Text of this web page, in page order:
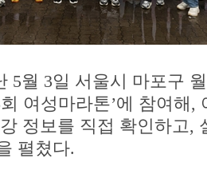
5월 3일 서울시 마포구
여성마라톤’에 참여해,
정보를 직접 확인하고,
펼쳤다.